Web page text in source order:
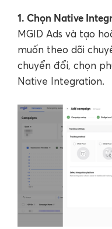
1. Chọn Native
MGID Ads và tạo
muốn theo dõi
chuyển đổi, chọn
Native Integration.